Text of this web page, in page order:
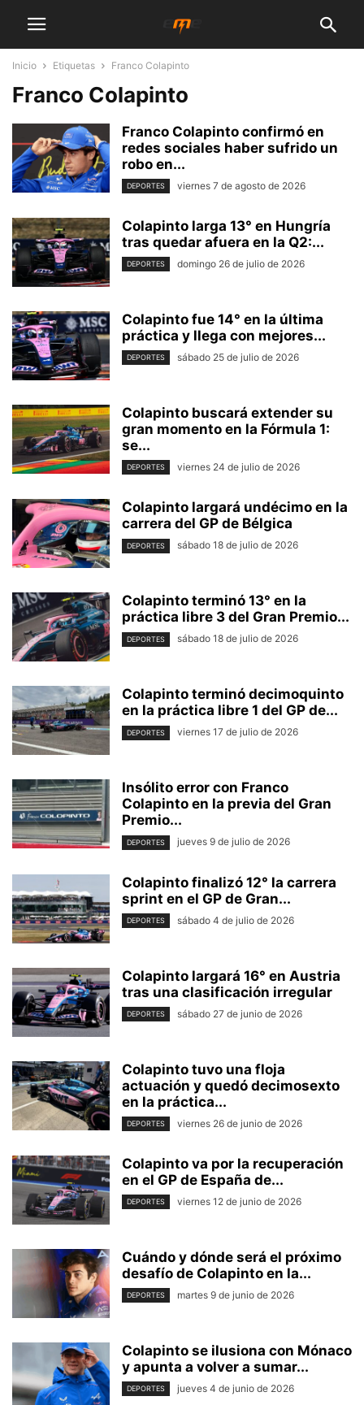
Inicio Etiquetas Franco Colapinto
Franco Colapinto
Franco Colapinto confirmó en
redes sociales haber sufrido un
robo en...
DEPORTES viernes 7 de agosto de 2026
Colapinto larga 13° en Hungría
tras quedar afuera en la Q2:...
DEPORTES domingo 26 de julio de 2026
Colapinto fue 14° en la última
práctica y llega con mejores...
DEPORTES sábado 25 de julio de 2026
Colapinto buscará extender su
gran momento en la Fórmula 1:
se...
DEPORTES viernes 24 de julio de 2026
Colapinto largará undécimo en la
carrera del GP de Bélgica
DEPORTES sábado 18 de julio de 2026
Colapinto terminó 13° en la
práctica libre 3 del Gran Premio...
DEPORTES sábado 18 de julio de 2026
Colapinto terminó decimoquinto
en la práctica libre 1 del GP de...
DEPORTES viernes 17 de julio de 2026
Insólito error con Franco
Colapinto en la previa del Gran
Premio...
DEPORTES jueves 9 de julio de 2026
Colapinto finalizó 12° la carrera
sprint en el GP de Gran...
DEPORTES sábado 4 de julio de 2026
Colapinto largará 16° en Austria
tras una clasificación irregular
DEPORTES sábado 27 de junio de 2026
Colapinto tuvo una floja
actuación y quedó decimosexto
en la práctica...
DEPORTES viernes 26 de junio de 2026
Colapinto va por la recuperación
en el GP de España de...
DEPORTES viernes 12 de junio de 2026
Cuándo y dónde será el próximo
desafío de Colapinto en la...
DEPORTES martes 9 de junio de 2026
Colapinto se ilusiona con Mónaco
y apunta a volver a sumar...
DEPORTES jueves 4 de junio de 2026